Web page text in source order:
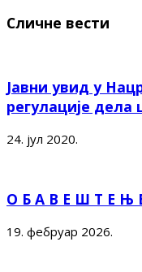
Сличне вести
Јавни увид у
регулације
24. јул 2020.
О Б А В Е Ш Т Е Њ
19. фебруар 2026.